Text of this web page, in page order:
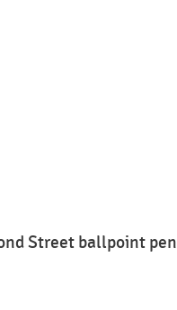
Street ballpoint pen